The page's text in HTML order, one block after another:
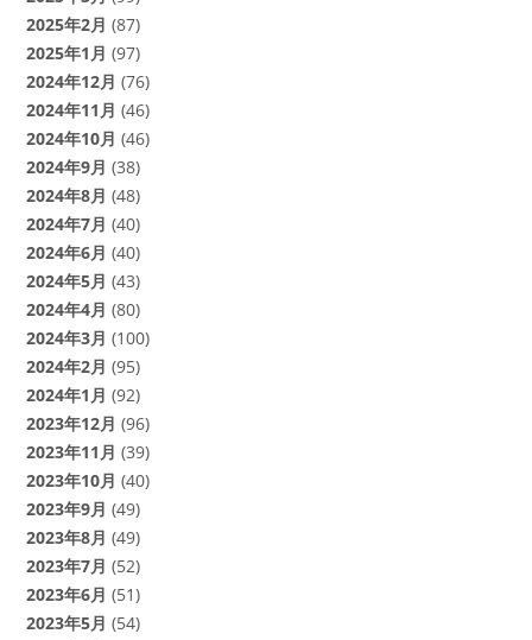
2025年2月 (87)
2025年1月 (97)
2024年12月 (76)
2024年11月 (46)
2024年10月 (46)
2024年9月 (38)
2024年8月 (48)
2024年7月 (40)
2024年6月 (40)
2024年5月 (43)
2024年4月 (80)
2024年3月 (100)
2024年2月 (95)
2024年1月 (92)
2023年12月 (96)
2023年11月 (39)
2023年10月 (40)
2023年9月 (49)
2023年8月 (49)
2023年7月 (52)
2023年6月 (51)
2023年5月 (54)